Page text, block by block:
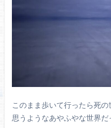
このまま歩いて行ったら死
思うようなあやふやな世界だ